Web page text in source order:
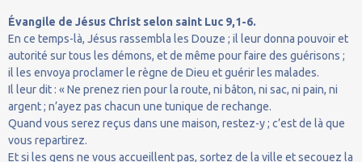
Évangile de Jésus Christ selon saint Luc 9,1-6.
En ce temps-là, Jésus rassembla les Douze ; il leur donna pouvoir et
autorité sur tous les démons, et de même pour faire des guérisons ;
il les envoya proclamer le règne de Dieu et guérir les malades.
Il leur dit : « Ne prenez rien pour la route, ni bâton, ni sac, ni pain, ni
argent ; n’ayez pas chacun une tunique de rechange.
Quand vous serez reçus dans une maison, restez-y ; c’est de là que
vous repartirez.
Et si les gens ne vous accueillent pas, sortez de la ville et secouez la